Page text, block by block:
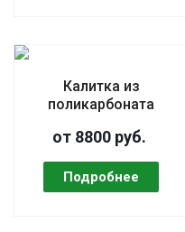
Калитка из
поликарбоната
от 8800 руб.